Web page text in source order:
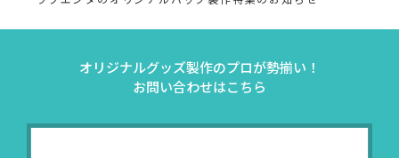
オリジナルグッズ製作のプロが勢揃い！
お問い合わせはこちら